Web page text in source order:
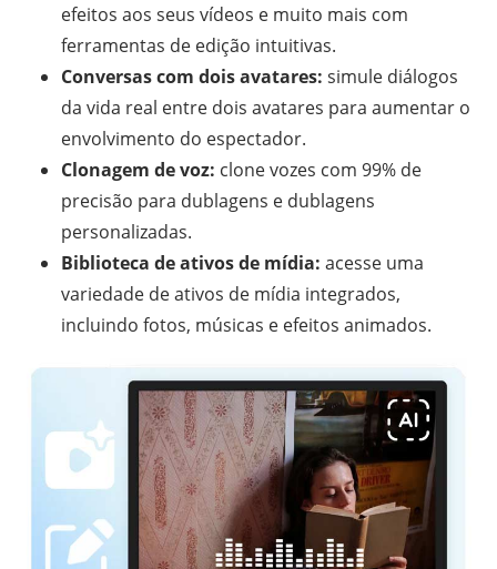
efeitos aos seus vídeos e muito mais com
ferramentas de edição intuitivas.
Conversas com dois avatares: simule diálogos
da vida real entre dois avatares para aumentar o
envolvimento do espectador.
Clonagem de voz: clone vozes com 99% de
precisão para dublagens e dublagens
personalizadas.
Biblioteca de ativos de mídia: acesse uma
variedade de ativos de mídia integrados,
incluindo fotos, músicas e efeitos animados.